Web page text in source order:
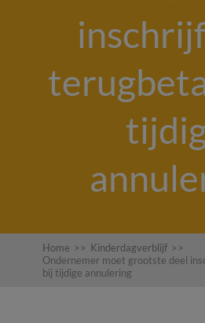
Home >> Kinderdagverblijf >>
Ondernemer moet grootste deel
bij tijdige annulering